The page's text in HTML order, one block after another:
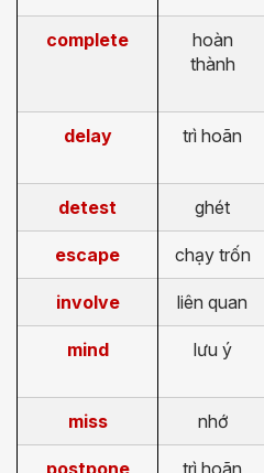
complete
hoàn
thành
delay trì hoãn
detest ghét
escape chạy trốn
involve liên quan
mind lưu ý
miss nhớ
postpone trì hoãn